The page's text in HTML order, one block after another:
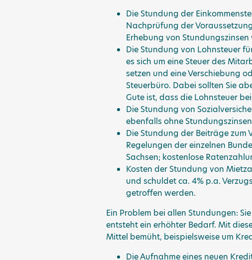
Die Stundung der
Nachprüfung der
Erhebung von
Die Stundung von Lohnsteuer
es sich um eine Steuer des
setzen und eine Verschiebung
Steuerbüro. Dabei sollten Sie
Gute ist, dass die Lohnsteuer
Die Stundung von
ebenfalls ohne
Die Stundung der Beiträge
Regelungen der einzelnen
Sachsen; kostenlose
Kosten der Stundung von
und schuldet ca. 4% p.a.
getroffen werden.
Ein Problem bei allen Stundungen:
entsteht ein erhöhter Bedarf. Mit
Mittel bemüht, beispielsweise um
Die Aufnahme eines neuen